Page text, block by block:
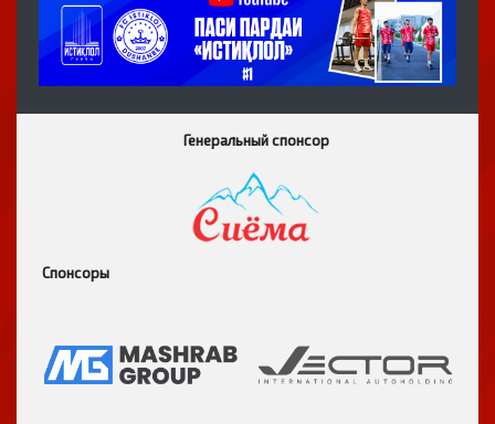
Генеральный спонсор
Спонсоры